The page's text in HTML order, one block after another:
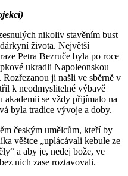
nikoliv stavěním bust
života. Největší
Petra Bezruče byla po roce
ukradli Napoleonskou
ji našli ve sběrně v
k neodmyslitelné výbavě
akademii se vždy přijímalo na
byla tradice vývoje a doby.
českým umělcům, kteří by
věštce „uplácávali kebule ze
a aby je, nedej bože, ve
nich zase roztavovali.